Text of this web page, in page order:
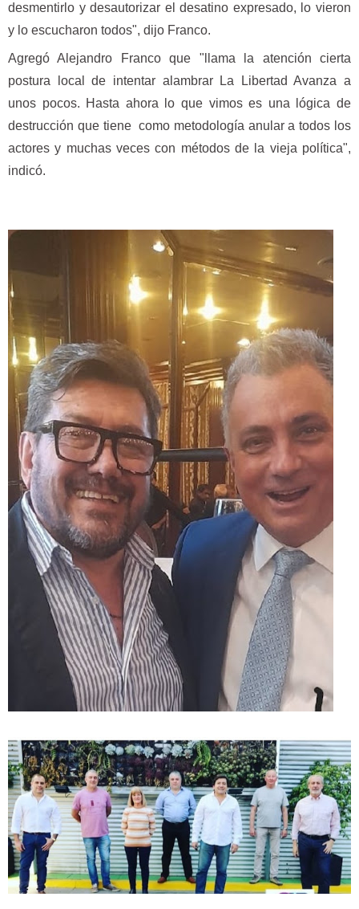
desmentirlo y desautorizar el desatino expresado, lo vieron
y lo escucharon todos", dijo Franco.
Agregó Alejandro Franco que "llama la atención cierta
postura local de intentar alambrar La Libertad Avanza a
unos pocos. Hasta ahora lo que vimos es una lógica de
destrucción que tiene como metodología anular a todos los
actores y muchas veces con métodos de la vieja política",
indicó.